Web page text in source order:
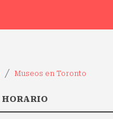
Museos en Toronto
HORARIO